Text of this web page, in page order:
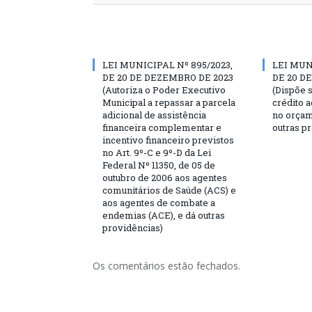
LEI MUNICIPAL Nº 895/2023,
DE 20 DE DEZEMBRO DE 2023
(Autoriza o Poder Executivo
Municipal a repassar a parcela
adicional de assistência
financeira complementar e
incentivo financeiro previstos
no Art. 9º-C e 9º-D da Lei
Federal Nº 11350, de 05 de
outubro de 2006 aos agentes
comunitários de Saúde (ACS) e
aos agentes de combate a
endemias (ACE), e dá outras
providências)
LEI
DE 20
(Dispõe
crédito
no
outras
Os comentários estão fechados.